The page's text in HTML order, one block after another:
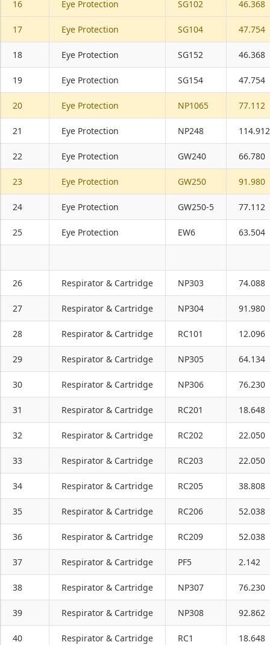
16 Eye Protection SG102 46.368
17 Eye Protection SG104 47.754
18 Eye Protection SG152 46.368
19 Eye Protection SG154 47.754
20 Eye Protection NP1065 77.112
21 Eye Protection NP248 114.912
22 Eye Protection GW240 66.780
23 Eye Protection GW250 91.980
24 Eye Protection GW250-5 77.112
25 Eye Protection EW6 63.504
26 Respirator & Cartridge NP303 74.088
27 Respirator & Cartridge NP304 91.980
28 Respirator & Cartridge RC101 12.096
29 Respirator & Cartridge NP305 64.134
30 Respirator & Cartridge NP306 76.230
31 Respirator & Cartridge RC201 18.648
32 Respirator & Cartridge RC202 22.050
33 Respirator & Cartridge RC203 22.050
34 Respirator & Cartridge RC205 38.808
35 Respirator & Cartridge RC206 52.038
36 Respirator & Cartridge RC209 52.038
37 Respirator & Cartridge PF5 2.142
38 Respirator & Cartridge NP307 76.230
39 Respirator & Cartridge NP308 92.862
40 Respirator & Cartridge RC1 18.648